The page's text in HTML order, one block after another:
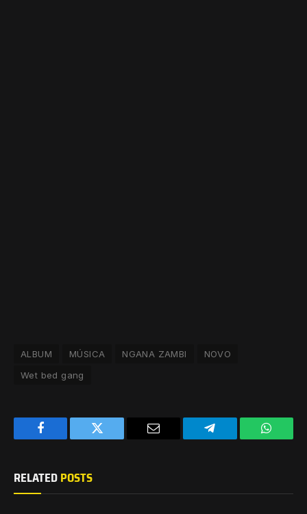
ALBUM MÚSICA NGANA ZAMBI
NOVO
Wet bed gang
Facebook Twitter Email Telegram
RELATEDPOSTS